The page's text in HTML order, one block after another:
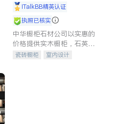
iTalkBB精英认证
执照已核实
中华橱柜石材公司以实惠的
价格提供实木橱柜，石英石
台面，多种优质不锈钢水
瓷砖橱柜
室内设计